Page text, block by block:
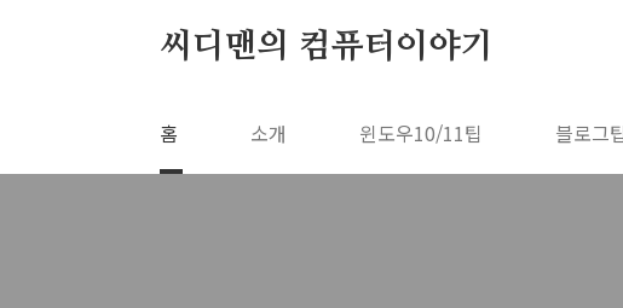
씨디맨의 컴퓨터이야기
홈 소개 윈도우10/11팁 블로그팁